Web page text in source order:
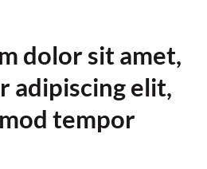
dolor sit amet,
adipiscing elit,
tempor